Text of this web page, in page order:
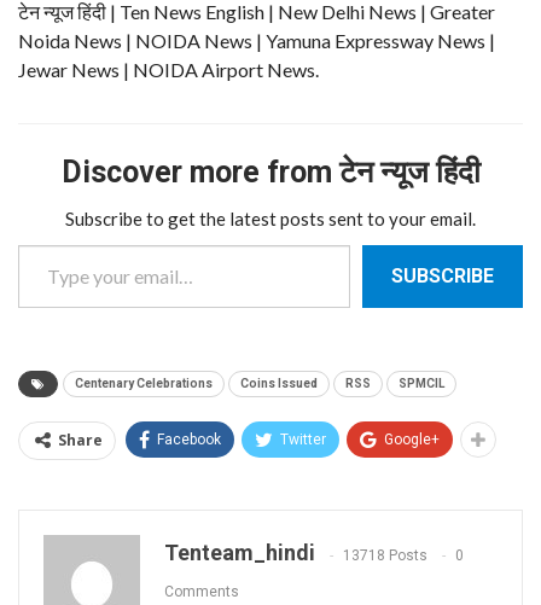
टेन न्यूज हिंदी | Ten News English | New Delhi News | Greater
Noida News | NOIDA News | Yamuna Expressway News |
Jewar News | NOIDA Airport News.
Discover more from टेन न्यूज हिंदी
Subscribe to get the latest posts sent to your email.
Type your email…
SUBSCRIBE
Centenary Celebrations Coins Issued RSS SPMCIL
Share Facebook Twitter Google+
Tenteam_hindi 13718 Posts 0
Comments